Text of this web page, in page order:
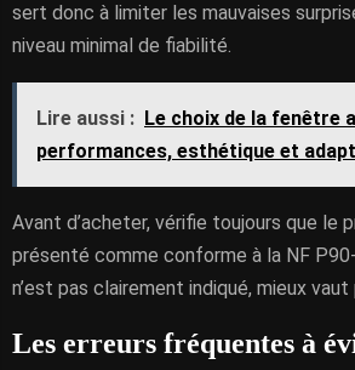
sert donc à limiter les mauvaises
niveau minimal de fiabilité.
Lire aussi : Le choix de la fenêtre
performances, esthétique et
Avant d’acheter, vérifie toujours que le
présenté comme conforme à la NF
n’est pas clairement indiqué, mieux
Les erreurs fréquentes à